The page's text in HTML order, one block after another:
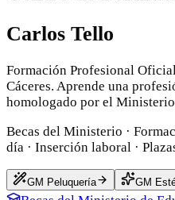
Carlos Tello
Formación Profesional
Cáceres. Aprende una
homologado por el
Becas del Ministerio ·
día · Inserción laboral ·
GM Peluquería GM